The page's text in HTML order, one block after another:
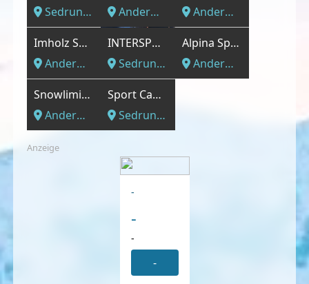
Sedrun, Luzern - Vierwaldstättersee
Andermatt, Luzern - Vierwaldstättersee
Andermatt, Luzern - Vierwaldstättersee
Imholz Sport AG
Andermatt, Luzern - Vierwaldstättersee
INTERSPORT - INTERSPORT Curschellas Sedrun
Sedrun, Luzern - Vierwaldstättersee
Alpina Sport AG
Andermatt, Luzern - Vierwaldstättersee
Snowlimit GmbH
Andermatt, Luzern - Vierwaldstättersee
Sport Candinas
Sedrun, Luzern - Vierwaldstättersee
Anzeige
-
-
-
-